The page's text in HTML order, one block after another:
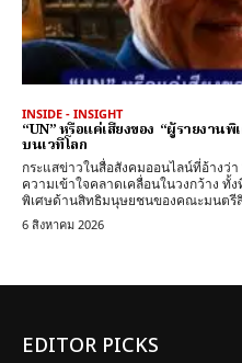
INSIDE - INSIGHT
“UN” หรือแค่เสียงของ “ผู้รายงาน
บนเวทีโลก
กระแสข่าวในสื่อสังคมออนไลน์ที่อ้างว่า
ความเข้าใจคลาดเคลื่อนในวงกว้าง ทั้
พิเศษด้านสิทธิมนุษยชนของคณะมนตรี
6 สิงหาคม 2026
EDITOR PICKS